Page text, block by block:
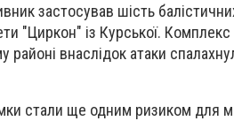
застосував шість
"Циркон" із Курської.
районі внаслідок атаки
стали ще одним ризиком для